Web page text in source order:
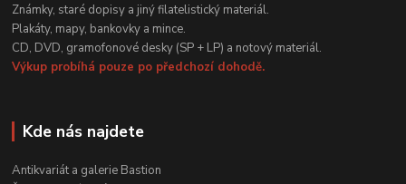
Známky, staré dopisy a jiný filatelistický materiál.
Plakáty, mapy, bankovky a mince.
CD, DVD, gramofonové desky (SP + LP) a notový materiál.
Výkup probíhá pouze po předchozí dohodě.
Kde nás najdete
Antikvariát a galerie Bastion